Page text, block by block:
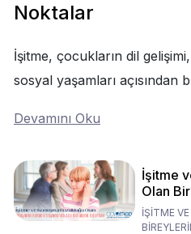
Noktalar
İşitme, çocukların dil
sosyal yaşamları açısından
Devamını Oku
İşitme
Olan
İŞİTME